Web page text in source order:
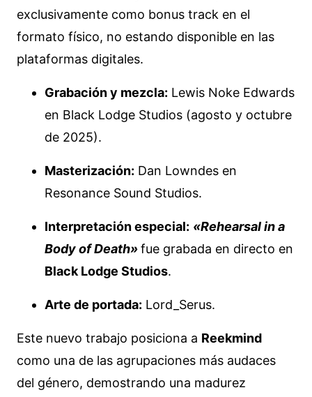
exclusivamente como bonus track en el
formato físico, no estando disponible en las
plataformas digitales.
Grabación y mezcla: Lewis Noke Edwards
en Black Lodge Studios (agosto y octubre
de 2025).
Masterización: Dan Lowndes en
Resonance Sound Studios.
Interpretación especial: «Rehearsal in a
Body of Death»fue grabada en directo en
Black Lodge Studios.
Arte de portada: Lord_Serus.
Este nuevo trabajo posiciona a Reekmind
como una de las agrupaciones más audaces
del género, demostrando una madurez